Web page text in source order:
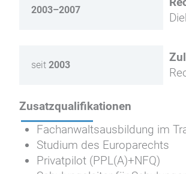
2003–2007
seit 2003
Zusatzqualifikationen
Fachanwaltsausbildung im
Studium des Europarechts
Privatpilot (PPL(A)+NFQ)